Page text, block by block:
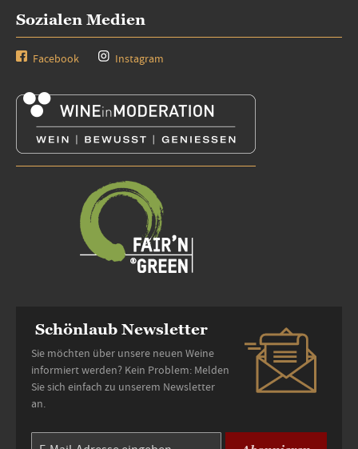
Sozialen Medien
Facebook Instagram
Schönlaub Newsletter
Sie möchten über unsere neuen Weine
informiert werden? Kein Problem: Melden
Sie sich einfach zu unserem Newsletter
an.